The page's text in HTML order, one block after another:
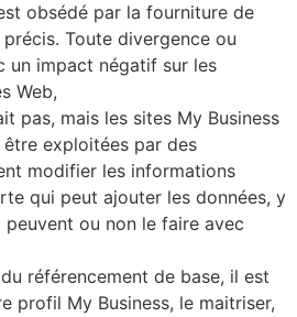
obsédé par la fourniture de
Toute divergence ou
un impact négatif sur les
Web,
pas, mais les sites My Business
exploitées par des
modifier les informations
qui peut ajouter les données, y
ou non le faire avec
référencement de base, il est
profil My Business, le maitriser,